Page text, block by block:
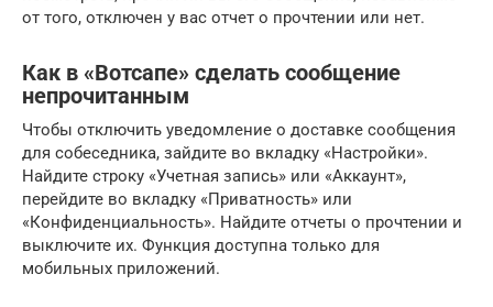
от того, отключен у вас отчет о прочтении или нет.
Как в «Вотсапе» сделать сообщение
непрочитанным
Чтобы отключить уведомление о доставке сообщения
для собеседника, зайдите во вкладку «Настройки».
Найдите строку «Учетная запись» или «Аккаунт»,
перейдите во вкладку «Приватность» или
«Конфиденциальность». Найдите отчеты о прочтении и
выключите их. Функция доступна только для
мобильных приложений.